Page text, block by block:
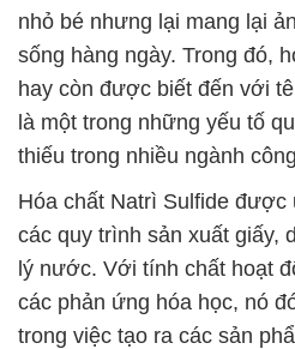
nhỏ bé nhưng lại mang lại
sống hàng ngày. Trong đó,
hay còn được biết đến với
là một trong những yếu tố
thiếu trong nhiều ngành
Hóa chất Natrì Sulfide được
các quy trình sản xuất giấy,
lý nước. Với tính chất hoạt
các phản ứng hóa học, nó
trong việc tạo ra các sản